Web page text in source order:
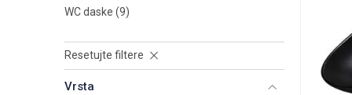
WC daske (9)
Resetujte filtere
Vrsta